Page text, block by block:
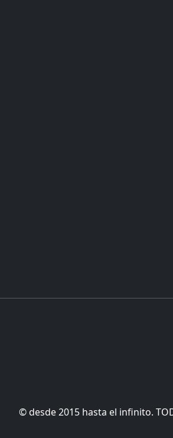
© desde 2015 hasta el infinito.